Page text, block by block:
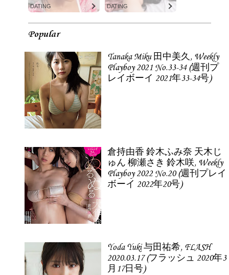
DATING DATING
Popular
Tanaka Miku 田中美久, Weekly
Playboy 2021 No.33-34 (週刊プ
レイボーイ 2021年33-34号)
倉持由香 鈴木ふみ奈 天木じ
ゅん 柳瀬さき 鈴木咲, Weekly
Playboy 2022 No.20 (週刊プレイ
ボーイ 2022年20号)
Yoda Yuki 与田祐希, FLASH
2020.03.17 (フラッシュ 2020年3
月17日号)